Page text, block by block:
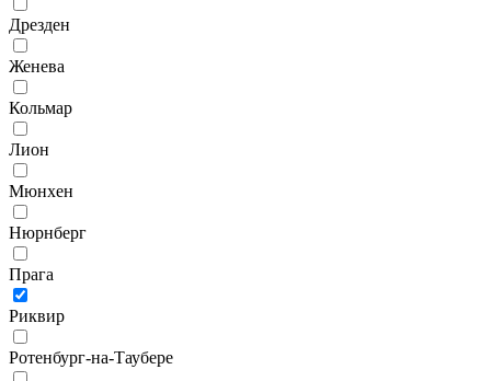
Дрезден
Женева
Кольмар
Лион
Мюнхен
Нюрнберг
Прага
Риквир
Ротенбург-на-Таубере